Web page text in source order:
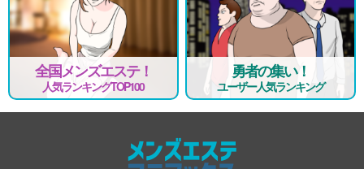
全国メンズエステ！
人気ランキングTOP100
勇者の集い！
ユーザー人気ランキング